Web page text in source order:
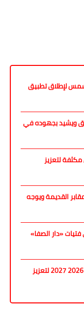
لإطلاق تطبيق
ويشيد بجهوده في
لتعزيز
القديمة ويوجه
«دار الصفا»
محافظ المنيا يعتمد الخطة السكانية 2026 2027 لتعزيز